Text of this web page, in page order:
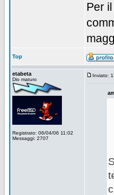
Per
Top
etabeta
Dio maturo
Registrato: 06/04/06 11:02
Messaggi: 2707
Inviato: